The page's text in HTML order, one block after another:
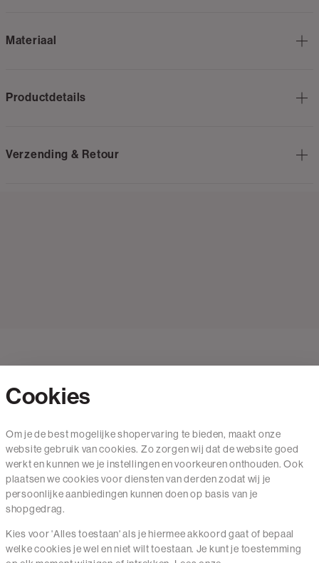
Materiaal
Productdetails
Verzending & Retour
Mail ons
020 - 3412 650
Van maandag t/m vrijdag van 8.30 uur tot 18.00 uur.
Service
Cookies
Om je de best mogelijke shopervaring te bieden, maakt onze
website gebruik van cookies. Zo zorgen wij dat de website goed
werkt en kunnen we je instellingen en voorkeuren onthouden. Ook
plaatsen we cookies voor diensten van derden zodat wij je
persoonlijke aanbiedingen kunnen doen op basis van je
shopgedrag.
Kies voor 'Alles toestaan' als je hiermee akkoord gaat of bepaal
welke cookies je wel en niet wilt toestaan. Je kunt je toestemming